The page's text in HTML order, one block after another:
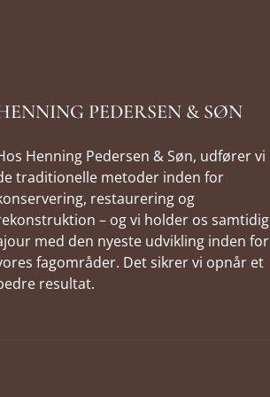
PEDERSEN & SØN
Henning Pedersen & Søn, udfører vi
traditionelle metoder inden for
restaurering og
– og vi holder os samtidig
med den nyeste udvikling inden for
fagområder. Det sikrer vi opnår et
resultat.